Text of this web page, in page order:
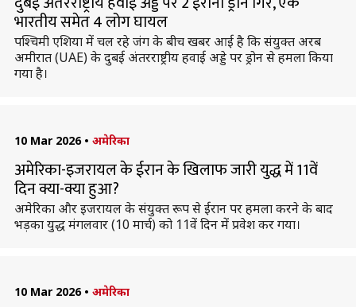
भारतीय समेत 4 लोग घायल
पश्चिमी एशिया में चल रहे जंग के बीच खबर आई है कि संयुक्त अरब
अमीरात (UAE) के दुबई अंतरराष्ट्रीय हवाई अड्डे पर ड्रोन से हमला किया
गया है।
10 Mar 2026 • अमेरिका
अमेरिका-इजरायल के ईरान के खिलाफ जारी युद्ध में 11वें
दिन क्या-क्या हुआ?
अमेरिका और इजरायल के संयुक्त रूप से ईरान पर हमला करने के बाद
भड़का युद्ध मंगलवार (10 मार्च) को 11वें दिन में प्रवेश कर गया।
10 Mar 2026 • अमेरिका